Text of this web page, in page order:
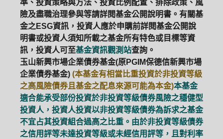
準、投資策略與方法、投資比例配置、排除政策、風
險及盡職治理參與等請詳閱基金公開說明書。有關基
金之ESG資訊，投資人應於申購前詳閱基金公開說
明書或投資人須知所載之基金所有特色或目標等資
訊，投資人可至基金資訊觀測站查詢。
玉山新興市場企業債券基金(原PGIM保德信新興市場
企業債券基金) (本基金有相當比重投資於非投資等級
之高風險債券且基金之配息來源可能為本金)本基金
適合能承受部份投資於非投資等級債券風險之穩健型
投資人，投資人投資以非投資等級債券為訴求之基金
不宜占其投資組合過高之比重。由於非投資等級債券
之信用評等未達投資等級或未經信用評等，且對利率